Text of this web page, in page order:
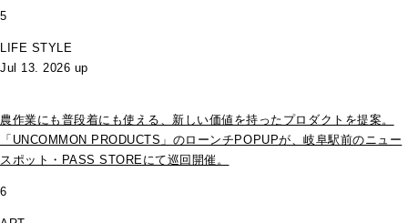
5
LIFE STYLE
Jul 13. 2026 up
農作業にも普段着にも使える、新しい価値を持ったプロダクトを提案。
「UNCOMMON PRODUCTS」のローンチPOPUPが、岐阜駅前のニュー
スポット・PASS STOREにて巡回開催。
6